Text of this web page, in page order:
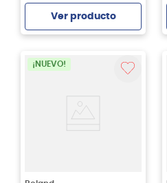
Ver producto
¡NUEVO!